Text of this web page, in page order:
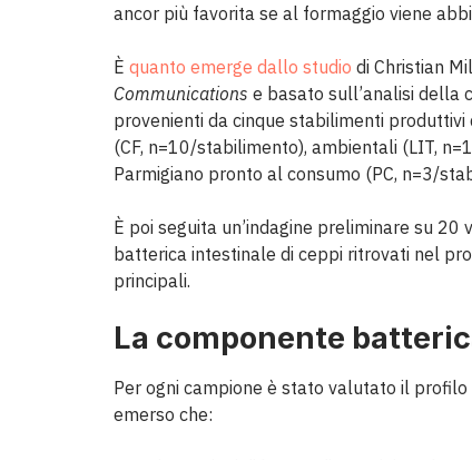
ancor più favorita se al formaggio viene
È quanto emerge dallo studio di Christian
Communications e basato sull’analisi della
provenienti da cinque stabilimenti produttivi
(CF, n=10/stabilimento), ambientali (LIT,
Parmigiano pronto al consumo (PC, n=3/
È poi seguita un’indagine preliminare su
batterica intestinale di ceppi ritrovati nel
principali.
La componente
Per ogni campione è stato valutato il
emerso che: